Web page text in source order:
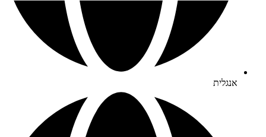
אנגלית